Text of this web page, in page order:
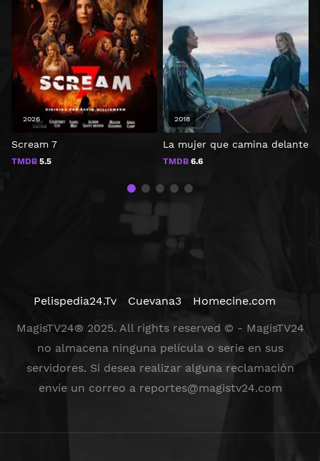
Scream 7
TMDB 5.5
2026
La mujer que camina delante
TMDB 6.6
2018
Pelispedia24.Tv Cuevana3
Homecine.com
MagisTV24® 2025. All rights reserved © - MagisTV24
no almacena ninguna película o serie en sus
servidores. Si desea realizar alguna reclamación
envíe un correo a reportes@magistv24.com